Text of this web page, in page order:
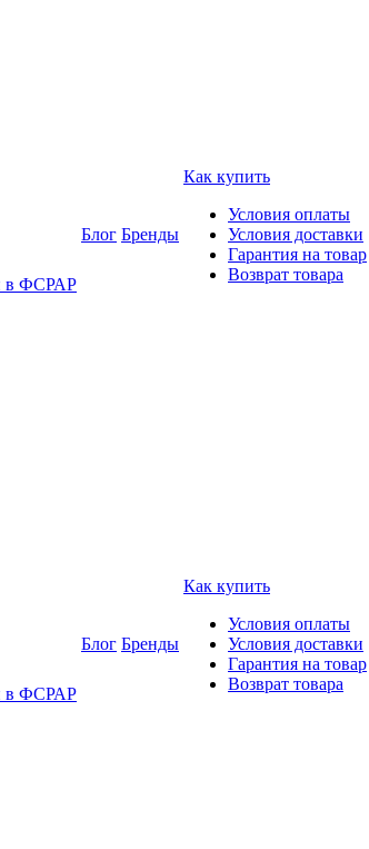
в ФСРАР
Блог Бренды
Как купить
Условия оплаты
Условия доставки
Гарантия на товар
Возврат товара
в ФСРАР
Блог Бренды
Как купить
Условия оплаты
Условия доставки
Гарантия на товар
Возврат товара